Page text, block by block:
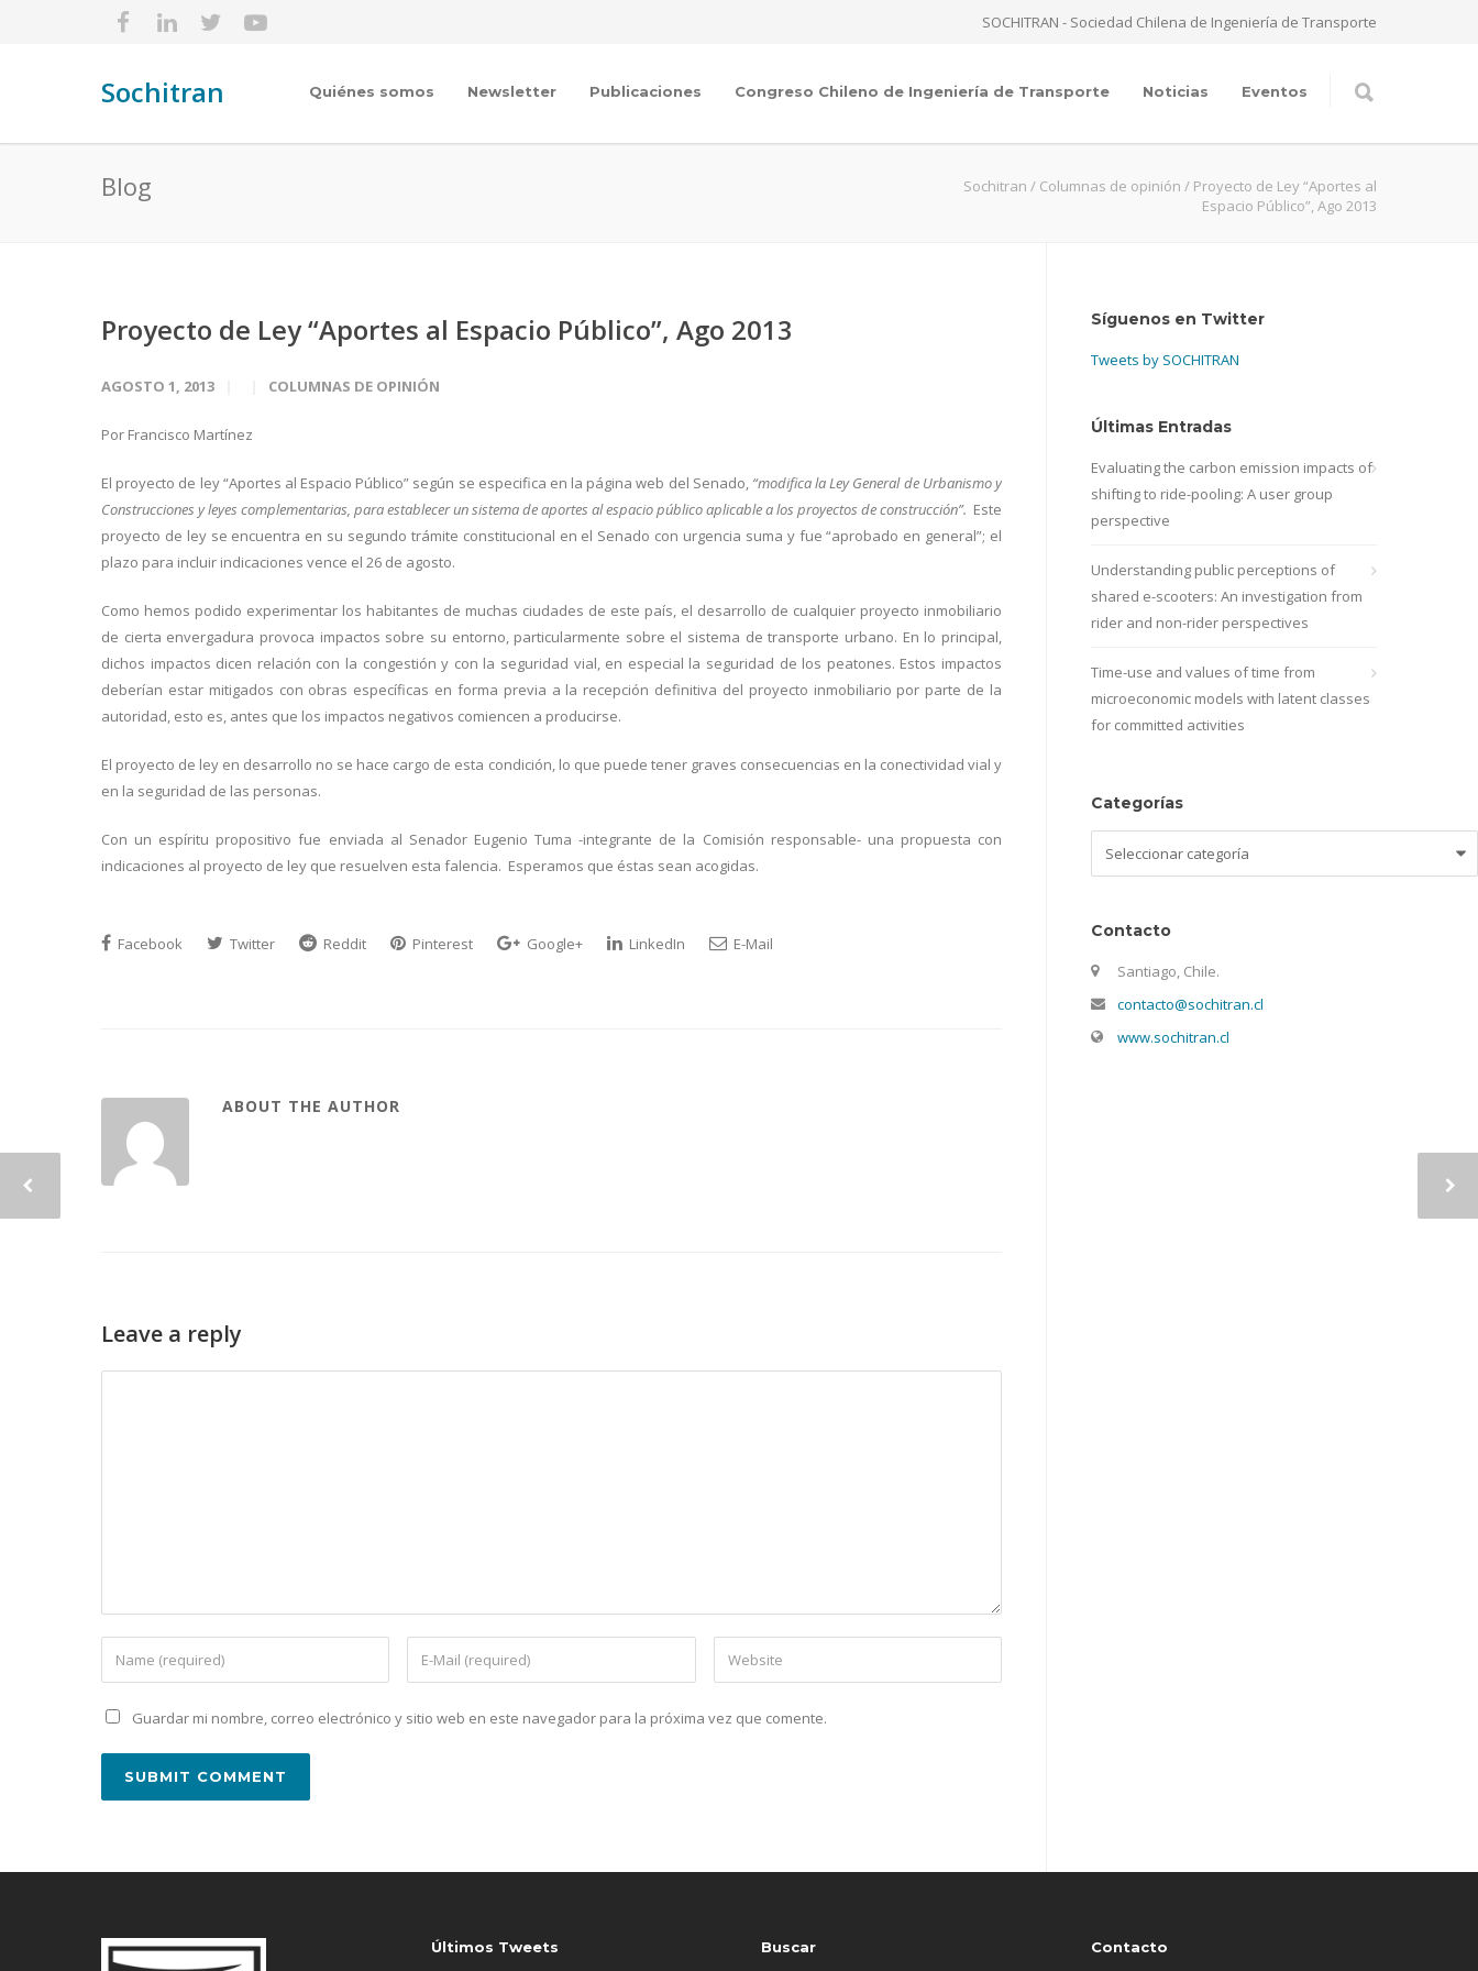
SOCHITRAN - Sociedad Chilena de Ingeniería de Transporte
Sochitran Quiénes somos Newsletter Publicaciones Congreso Chileno de Ingeniería de Transporte Noticias Eventos
Blog Sochitran / Columnas de opinión / Proyecto de Ley “Aportes al
Espacio Público”, Ago 2013
Proyecto de Ley “Aportes al Espacio Público”, Ago 2013
AGOSTO 1, 2013 COLUMNAS DE OPINIÓN
Por Francisco Martínez
El proyecto de ley “Aportes al Espacio Público” según se especifica en la página web del Senado, “modifica la Ley General de Urbanismo y
Construcciones y leyes complementarias, para establecer un sistema de aportes al espacio público aplicable a los proyectos de construcción”. Este
proyecto de ley se encuentra en su segundo trámite constitucional en el Senado con urgencia suma y fue “aprobado en general”; el
plazo para incluir indicaciones vence el 26 de agosto.
Como hemos podido experimentar los habitantes de muchas ciudades de este país, el desarrollo de cualquier proyecto inmobiliario
de cierta envergadura provoca impactos sobre su entorno, particularmente sobre el sistema de transporte urbano. En lo principal,
dichos impactos dicen relación con la congestión y con la seguridad vial, en especial la seguridad de los peatones. Estos impactos
deberían estar mitigados con obras específicas en forma previa a la recepción definitiva del proyecto inmobiliario por parte de la
autoridad, esto es, antes que los impactos negativos comiencen a producirse.
El proyecto de ley en desarrollo no se hace cargo de esta condición, lo que puede tener graves consecuencias en la conectividad vial y
en la seguridad de las personas.
Con un espíritu propositivo fue enviada al Senador Eugenio Tuma -integrante de la Comisión responsable- una propuesta con
indicaciones al proyecto de ley que resuelven esta falencia. Esperamos que éstas sean acogidas.
Facebook Twitter Reddit Pinterest Google+ LinkedIn E-Mail
ABOUT THE AUTHOR
Leave a reply
Guardar mi nombre, correo electrónico y sitio web en este navegador para la próxima vez que comente.
Síguenos en Twitter
Tweets by SOCHITRAN
Últimas Entradas
Evaluating the carbon emission impacts of
shifting to ride-pooling: A user group
perspective
Understanding public perceptions of
shared e-scooters: An investigation from
rider and non-rider perspectives
Time-use and values of time from
microeconomic models with latent classes
for committed activities
Categorías
Contacto
Santiago, Chile.
contacto@sochitran.cl
www.sochitran.cl
Últimos Tweets Buscar Contacto